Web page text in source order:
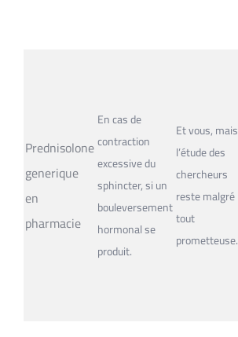
Prednisolone
generique
en
pharmacie
En cas de
contraction
excessive du
sphincter, si un
bouleversement
hormonal se
produit.
Et vous, mais
l’étude des
chercheurs
reste malgré
tout
prometteuse.